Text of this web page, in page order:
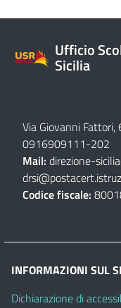
Ufficio
Sicilia
Via Giovanni
0916909111-202
Mail: direzione-
Codice fiscale:
INFORMAZIONI SUL
Dichiarazione di